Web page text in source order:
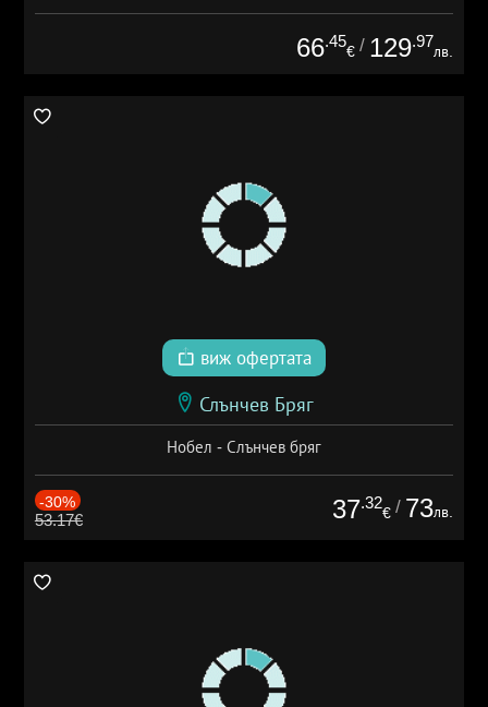
66.45
€ / 129.97
лв.
виж офертата
Слънчев Бряг
Нобел - Слънчев бряг
-30%
53.17€ 37.32
€ / 73лв.